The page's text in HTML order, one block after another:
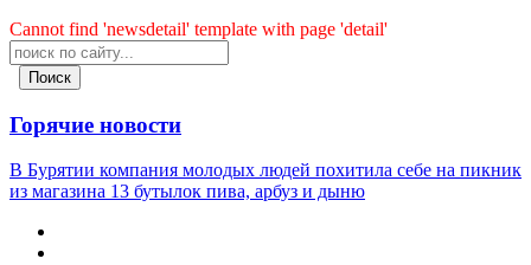
Cannot find 'newsdetail' template with page 'detail'
Поиск
Горячие новости
В Бурятии компания молодых людей похитила себе на пикник
из магазина 13 бутылок пива, арбуз и дыню